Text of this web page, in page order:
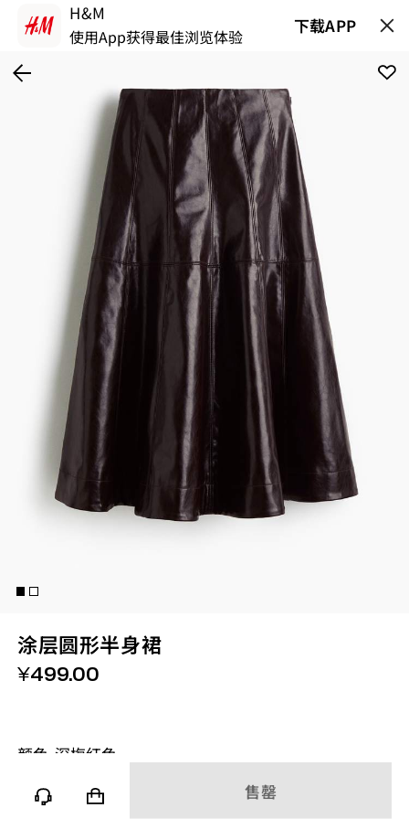
H&M
使用App获得最佳浏览体验
下载APP
涂层圆形半身裙
¥499.00
颜色- 深梅红色
售罄